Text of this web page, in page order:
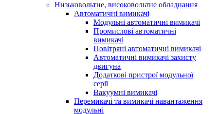
Низьковольтне, високовольтне обладнання
Автоматичні вимикачі
Модульні автоматичні вимикачі
Промислові автоматичні
вимикачі
Повітряні автоматичні вимикачі
Автоматичні вимикачі захисту
двигуна
Додаткові пристрої модульної
серії
Вакуумні вимикачі
Перемикачі та вимикачі навантаження
модульні